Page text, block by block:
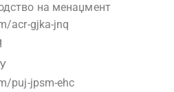
на менаџмент
acr-gjka-jnq
puj-jpsm-ehc